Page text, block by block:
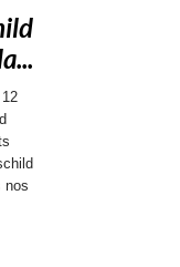
nos